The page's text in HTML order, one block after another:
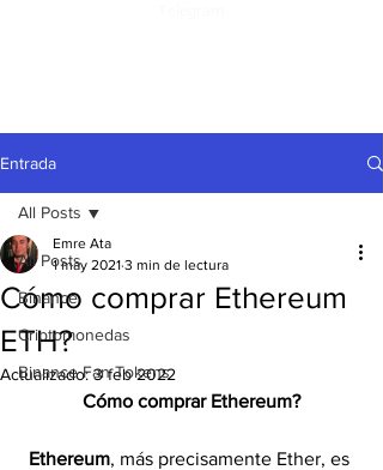
Entrada
All Posts
Binance
Criptomonedas
Binance Fan Tokens
All Posts
Cómo comprar Ethereum
ETH?
Emre Ata
1 may 2021 3 min de lectura
Actualizado:3 feb 2022
Cómo comprar Ethereum?
Ethereum, más precisamente Ether, es